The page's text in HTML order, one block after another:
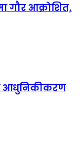
गौर आक्रोशित,
आधुनिकीकरण